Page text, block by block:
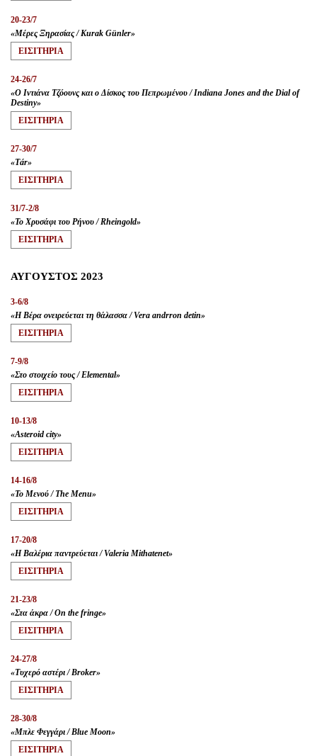
20-23/7
«Μέρες Ξηρασίας / Kurak Günler»
ΕΙΣΙΤΗΡΙA
24-26/7
«Ο Ιντιάνα Τζόουνς και ο Δίσκος του Πεπρωμένου / Indiana Jones and the Dial of
Destiny»
ΕΙΣΙΤΗΡΙA
27-30/7
«Tár»
ΕΙΣΙΤΗΡΙA
31/7-2/8
«Το Χρυσάφι του Ρήνου / Rheingold»
ΕΙΣΙΤΗΡΙA
ΑΥΓΟΥΣΤΟΣ 2023
3-6/8
«Η Βέρα ονειρεύεται τη θάλασσα / Vera andrron detin»
ΕΙΣΙΤΗΡΙA
7-9/8
«Στο στοιχείο τους / Elemental»
ΕΙΣΙΤΗΡΙA
10-13/8
«Asteroid city»
ΕΙΣΙΤΗΡΙA
14-16/8
«Το Μενού / The Menu»
ΕΙΣΙΤΗΡΙA
17-20/8
«Η Βαλέρια παντρεύεται / Valeria Mithatenet»
ΕΙΣΙΤΗΡΙA
21-23/8
«Στα άκρα / On the fringe»
ΕΙΣΙΤΗΡΙA
24-27/8
«Τυχερό αστέρι / Broker»
ΕΙΣΙΤΗΡΙA
28-30/8
«Μπλε Φεγγάρι / Blue Moon»
ΕΙΣΙΤΗΡΙA